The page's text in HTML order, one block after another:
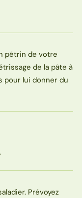
pétrin de votre
de la pâte à
pour lui donner du
Prévoyez